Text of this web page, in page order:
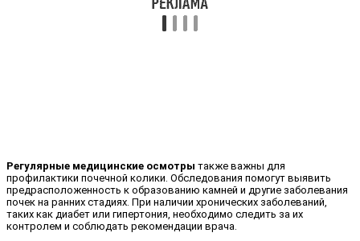
Регулярные медицинские осмотры также важны для
профилактики почечной колики. Обследования помогут выявить
предрасположенность к образованию камней и другие заболевания
почек на ранних стадиях. При наличии хронических заболеваний,
таких как диабет или гипертония, необходимо следить за их
контролем и соблюдать рекомендации врача.